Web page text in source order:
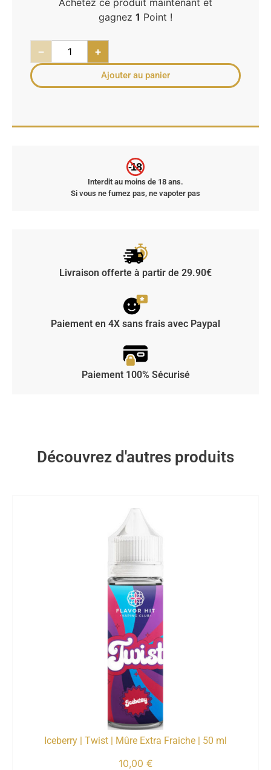
gagnez 1 Point !
− +
Ajouter au panier
-18
Interdit au moins de 18 ans.
Si vous ne fumez pas, ne vapoter pas
Livraison offerte à partir de 29.90€
Paiement en 4X sans frais avec Paypal
Paiement 100% Sécurisé
Découvrez d'autres produits
Iceberry | Twist | Mûre Extra Fraiche | 50 ml
10,00 €